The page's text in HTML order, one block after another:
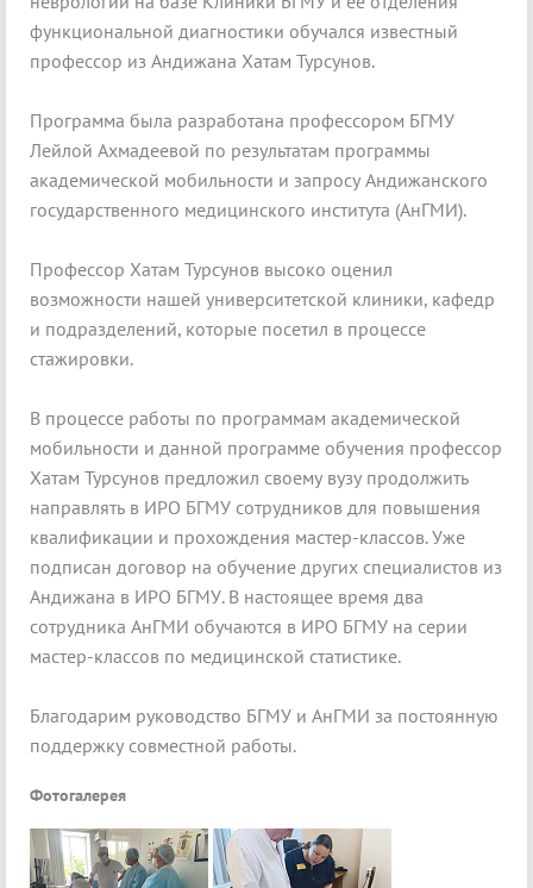
функциональной диагностики обучался известный
профессор из Андижана Хатам Турсунов.
Программа была разработана профессором БГМУ
Лейлой Ахмадеевой по результатам программы
академической мобильности и запросу Андижанского
государственного медицинского института (АнГМИ).
Профессор Хатам Турсунов высоко оценил
возможности нашей университетской клиники, кафедр
и подразделений, которые посетил в процессе
стажировки.
В процессе работы по программам академической
мобильности и данной программе обучения профессор
Хатам Турсунов предложил своему вузу продолжить
направлять в ИРО БГМУ сотрудников для повышения
квалификации и прохождения мастер-классов. Уже
подписан договор на обучение других специалистов из
Андижана в ИРО БГМУ. В настоящее время два
сотрудника АнГМИ обучаются в ИРО БГМУ на серии
мастер-классов по медицинской статистике.
Благодарим руководство БГМУ и АнГМИ за постоянную
поддержку совместной работы.
Фотогалерея